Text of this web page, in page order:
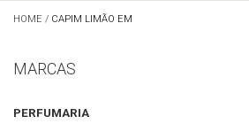
HOME / CAPIM LIMÃO EM
MARCAS
PERFUMARIA